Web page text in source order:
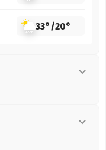
33°/20°